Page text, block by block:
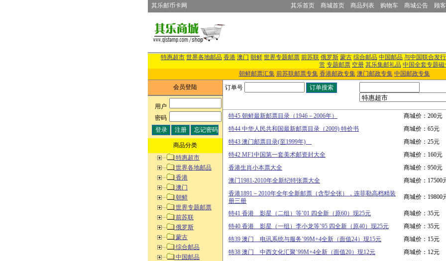
其乐邮币卡网 其乐首页 商城首页 商品列表 购物车 商城公告 顾
特惠超市 世界各地邮品 香港 澳门 朝鲜 世界专题邮票 前苏联 俄罗斯 蒙古 综合邮品 中国邮品 与中国联合发
赏 专题邮票 空册 其乐集邮礼品 中国全套专题磁
朝鲜邮票汇集 前苏联邮票专集 香港邮政专集 澳门邮政专集 中国邮政专集
会员登陆
用户:
密码:
商品分类
特惠超市
世界各地邮品
香港
澳门
朝鲜
世界专题邮票
前苏联
俄罗斯
蒙古
综合邮品
中国邮品
订单号
特45 朝鲜最新邮票目录（1946－2006年）
商城价：200元
特44 中华人民共和国最新邮票目录（2009) 特价书
商城价：65元
特43 澳门邮票目录(至1999年)
商城价：25元
特42 MF1中国第一套美术邮资封大全
商城价：160元
香港生肖小本票大全
商城价：950元
澳门1981-2010年全新纪特张票大全
商城价：17500
香港1891－2010年全年全新邮票（含型全张），连菲勒高档精装
册三册
商城价：19800
特41 香港 影星（二组）等’01 四全新（原60）现25元
商城价：35元
特40 香港 影星（一组）李小龙等’95 四全新（原40）现25元
商城价：35元
特39 澳门 电讯系统与服务’99M+4全新（面值24）现15元
商城价：15元
特38 澳门 中西文化汇聚’99M+4全新（面值20）现12元
商城价：12元